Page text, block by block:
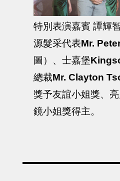
特別表演嘉賓 譚輝
源髮采代表Mr.
圖）、士嘉堡
總裁Mr. Clayton
獎予友誼小姐獎、
鏡小姐獎得主。